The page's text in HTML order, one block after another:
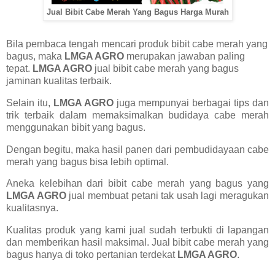
Jual Bibit Cabe Merah Yang Bagus Harga Murah
Bila pembaca tengah mencari produk bibit cabe merah yang
bagus, maka LMGA AGRO merupakan jawaban paling
tepat. LMGA AGRO jual bibit cabe merah yang bagus
jaminan kualitas terbaik.
Selain itu, LMGA AGROjuga mempunyai berbagai tips dan
trik terbaik dalam memaksimalkan budidaya cabe merah
menggunakan bibit yang bagus.
Dengan begitu, maka hasil panen dari pembudidayaan cabe
merah yang bagus bisa lebih optimal.
Aneka kelebihan dari bibit cabe merah yang bagus yang
LMGA AGROjual membuat petani tak usah lagi meragukan
kualitasnya.
Kualitas produk yang kami jual sudah terbukti di lapangan
dan memberikan hasil maksimal. Jual bibit cabe merah yang
bagus hanya di toko pertanian terdekat LMGA AGRO.